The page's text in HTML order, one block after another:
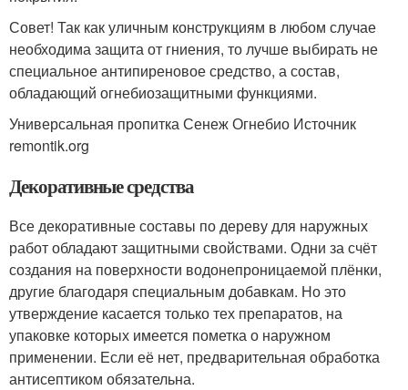
Совет! Так как уличным конструкциям в любом случае
необходима защита от гниения, то лучше выбирать не
специальное антипиреновое средство, а состав,
обладающий огнебиозащитными функциями.
Универсальная пропитка Сенеж Огнебио Источник
remontik.org
Декоративные средства
Все декоративные составы по дереву для наружных
работ обладают защитными свойствами. Одни за счёт
создания на поверхности водонепроницаемой плёнки,
другие благодаря специальным добавкам. Но это
утверждение касается только тех препаратов, на
упаковке которых имеется пометка о наружном
применении. Если её нет, предварительная обработка
антисептиком обязательна.